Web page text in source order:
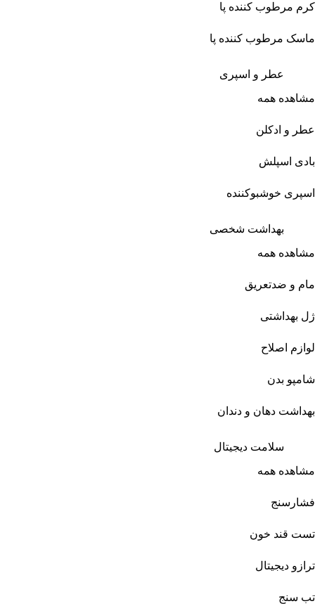
کرم مرطوب کننده پا
ماسک مرطوب کننده پا
عطر و اسپری
مشاهده همه
عطر و ادکلن
بادی اسپلش
اسپری خوشبوکننده
بهداشت شخصی
مشاهده همه
مام و ضدتعریق
ژل بهداشتی
لوازم اصلاح
شامپو بدن
بهداشت دهان و دندان
سلامت دیجیتال
مشاهده همه
فشارسنج
تست قند خون
ترازو دیجیتال
تب سنج